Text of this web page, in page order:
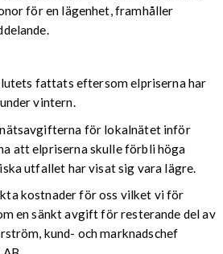
för en lägenhet, framhåller
fattats eftersom elpriserna har
vintern.
för lokalnätet inför
att elpriserna skulle förbli höga
utfallet har visat sig vara lägre.
kostnader för oss vilket vi för
en sänkt avgift för resterande del av
kund- och marknadschef